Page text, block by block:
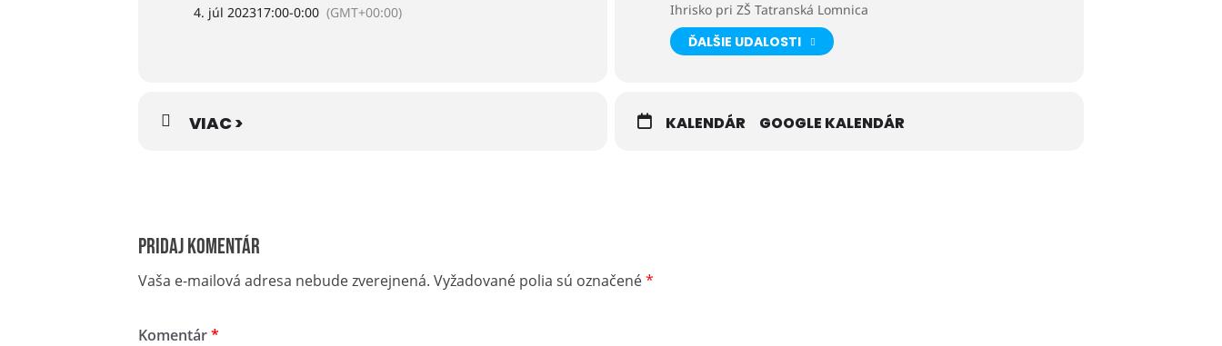
4. júl 202317:00-0:00 (GMT+00:00) Ihrisko pri ZŠ Tatranská Lomnica
ĎALŠIE UDALOSTI
VIAC > KALENDÁR GOOGLE KALENDÁR
Pridaj komentár
Vaša e-mailová adresa nebude zverejnená. Vyžadované polia sú označené*
Komentár*